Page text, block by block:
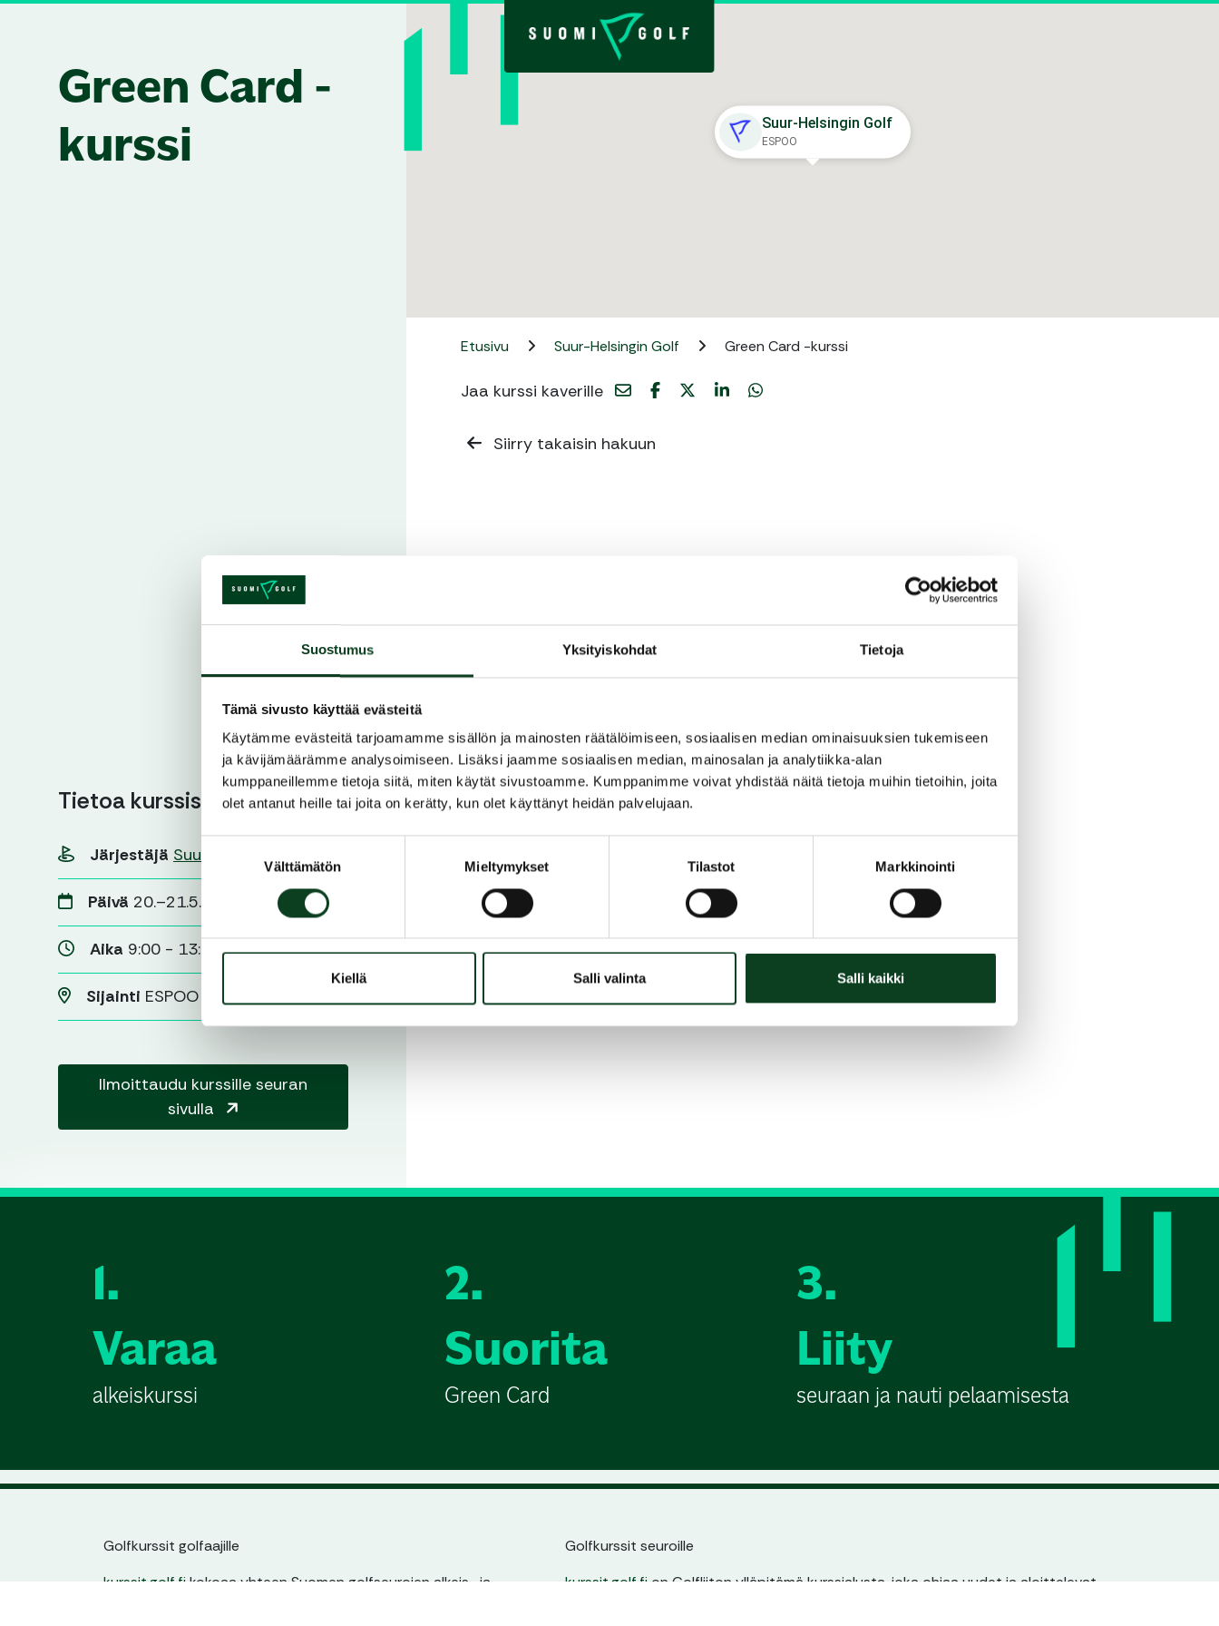
Suostumus Yksityiskohdat Tietoja
Tämä sivusto käyttää evästeitä
Käytämme evästeitä tarjoamamme sisällön ja mainosten räätälöimiseen, sosiaalisen median ominaisuuksien tukemiseen
ja kävijämäärämme analysoimiseen. Lisäksi jaamme sosiaalisen median, mainosalan ja analytiikka-alan
kumppaneillemme tietoja siitä, miten käytät sivustoamme. Kumppanimme voivat yhdistää näitä tietoja muihin tietoihin, joita
olet antanut heille tai joita on kerätty, kun olet käyttänyt heidän palvelujaan.
valinta
Välttämätön Mieltymykset Tilastot Markkinointi
Kiellä Salli valinta Salli kaikki
Skip to content
Green Card -
kurssi
Tietoa kurssista
Järjestäjä Suur-Helsingin Golf
Päivä 20.–21.5.2023
Aika 9:00 - 13:00
Sijainti ESPOO
Ilmoittaudu kurssille seuran
sivulla
Suur-Helsingin Golf
ESPOO
Etusivu Suur-Helsingin Golf Green Card -kurssi
Jaa kurssi kaverille
Siirry takaisin hakuun
1.
Varaa
alkeiskurssi
2.
Suorita
Green Card
3.
Liity
seuraan ja nauti pelaamisesta
Golfkurssit golfaajille
kurssit.golf.fikokoaa yhteen Suomen golfseurojen alkeis- ja
Golfkurssit seuroille
kurssit.golf.fi on Golfliiton ylläpitämä kurssialusta, joka ohjaa uudet ja aloittelevat